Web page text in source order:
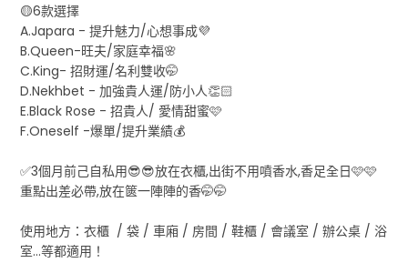
🟡6款選擇
A.Japara - 提升魅力/心想事成💜
B.Queen-旺夫/家庭幸福🌸
C.King- 招財運/名利雙收🤭
D.Nekhbet - 加強貴人運/防小人👏🏻
E.Black Rose - 招貴人/ 愛情甜蜜🩷
F.Oneself -爆單/提升業績💰
✅3個月前己自私用😎😎放在衣櫃,出街不用噴香水,香足全日🩷🩷
重點出差必帶,放在篋一陣陣的香🤭🤭
使用地方：衣櫃 / 袋 / 車廂 / 房間 / 鞋櫃 / 會議室 / 辦公桌 / 浴
室...等都適用！